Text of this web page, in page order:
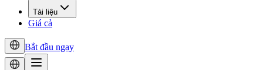
Tài liệu
Giá cả
Bắt đầu ngay